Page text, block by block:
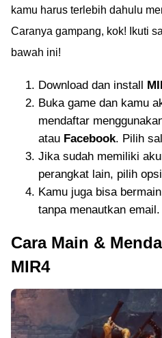
kamu harus terlebih dahulu
Caranya gampang, kok! Ikuti
bawah ini!
Download dan install
Buka game dan kamu
mendaftar
atau Facebook. Pilih
Jika sudah memiliki
perangkat lain, pilih opsi
Kamu juga bisa
tanpa menautkan email.
Cara Main &
MIR4